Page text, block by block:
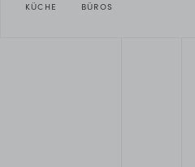
KÜCHE BÜROS